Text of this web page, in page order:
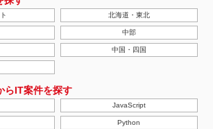
北海道・東北
中部
中国・四国
らIT案件を探す
JavaScript
Python